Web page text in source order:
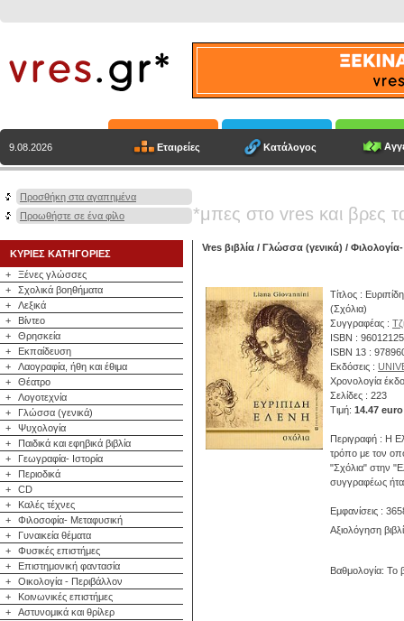
9.08.2026 Εταιρείες Κατάλογος
Προσθήκη στα αγαπημένα
Προωθήστε σε ένα φίλο
*μπες στο vres και βρες
ΚΥΡΙΕΣ ΚΑΤΗΓΟΡΙΕΣ
+
Ξένες γλώσσες
+
Σχολικά βοηθήματα
+
Λεξικά
+
Βίντεο
+
Θρησκεία
+
Εκπαίδευση
+
Λαογραφία, ήθη και έθιμα
+
Θέατρο
+
Λογοτεχνία
+
Γλώσσα (γενικά)
+
Ψυχολογία
+
Παιδικά και εφηβικά βιβλία
+
Γεωγραφία- Ιστορία
+
Περιοδικά
+
CD
+
Καλές τέχνες
+
Φιλοσοφία- Μεταφυσική
+
Γυναικεία θέματα
+
Φυσικές επιστήμες
+
Επιστημονική φαντασία
+
Οικολογία - Περιβάλλον
+
Κοινωνικές επιστήμες
+
Αστυνομικά και θρίλερ
Vres βιβλία / Γλώσσα (γενικά) /
Τίτλος :
(Σχόλια)
Συγγραφέας :
ISBN :
ISBN 13 :
Εκδόσεις :
Χρονολογία
Σελίδες : 223
Τιμή: 14.47 euro
Περιγραφή : Η
τρόπο με τον
"Σχόλια" στην
συγγραφέως
Εμφανίσεις :
Αξιολόγηση
Βαθμολογία: Το